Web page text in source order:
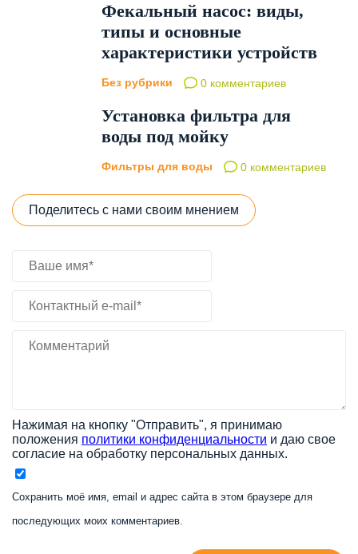
Фекальный насос: виды,
типы и основные
характеристики устройств
Без рубрики 0 комментариев
Установка фильтра для
воды под мойку
Фильтры для воды 0 комментариев
Поделитесь с нами своим мнением
Нажимая на кнопку "Отправить", я принимаю
положения политики конфиденциальности и даю свое
согласие на обработку персональных данных.
Сохранить моё имя, email и адрес сайта в этом браузере для
последующих моих комментариев.